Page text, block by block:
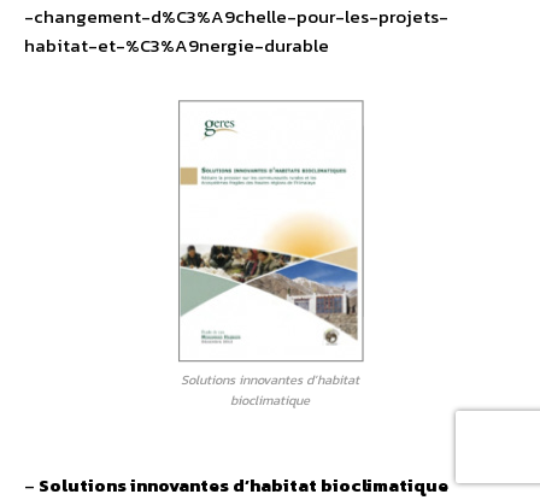
-changement-d%C3%A9chelle-pour-les-projets-
habitat-et-%C3%A9nergie-durable
Solutions innovantes d’habitat
bioclimatique
– Solutions innovantes d’habitat bioclimatique